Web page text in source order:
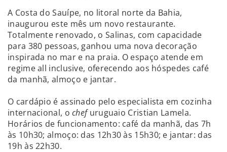
A Costa do Sauípe, no litoral norte da Bahia,
inaugurou este mês um novo restaurante.
Totalmente renovado, o Salinas, com capacidade
para 380 pessoas, ganhou uma nova decoração
inspirada no mar e na praia. O espaço atende em
regime all inclusive, oferecendo aos hóspedes café
da manhã, almoço e jantar.
O cardápio é assinado pelo especialista em cozinha
internacional, ochefuruguaio Cristian Lamela.
Horários de funcionamento: café da manhã, das 7h
às 10h30; almoço: das 12h30 às 15h30; e jantar: das
19h às 22h30.